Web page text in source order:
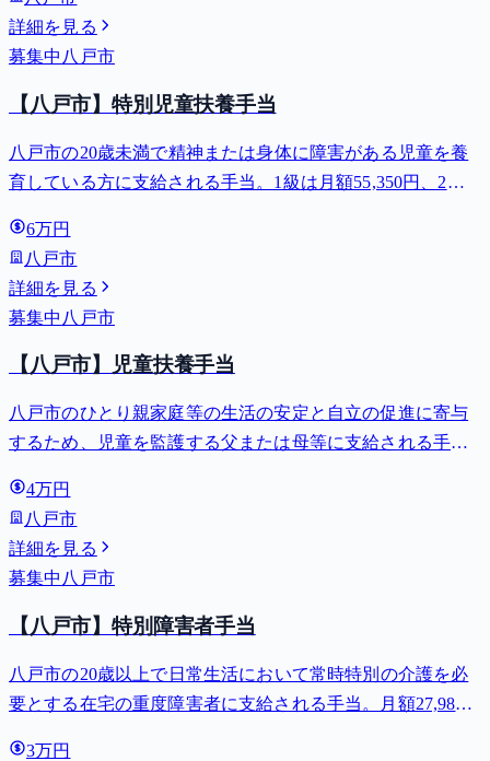
詳細を見る
募集中 八戸市
【八戸市】特別児童扶養手当
八戸市の20歳未満で精神または身体に障害がある児童を養
育している方に支給される手当。1級は月額55,350円、2級
6万円
八戸市
詳細を見る
募集中 八戸市
【八戸市】児童扶養手当
八戸市のひとり親家庭等の生活の安定と自立の促進に寄与
するため、児童を監護する父または母等に支給される手
4万円
八戸市
詳細を見る
募集中 八戸市
【八戸市】特別障害者手当
八戸市の20歳以上で日常生活において常時特別の介護を必
要とする在宅の重度障害者に支給される手当。月額27,980
3万円